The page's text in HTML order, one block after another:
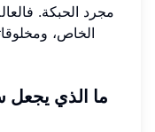
مجرد الحبكة.
الخاص،
ما الذي يجعل